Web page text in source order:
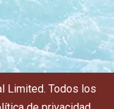
Limited. Todos los